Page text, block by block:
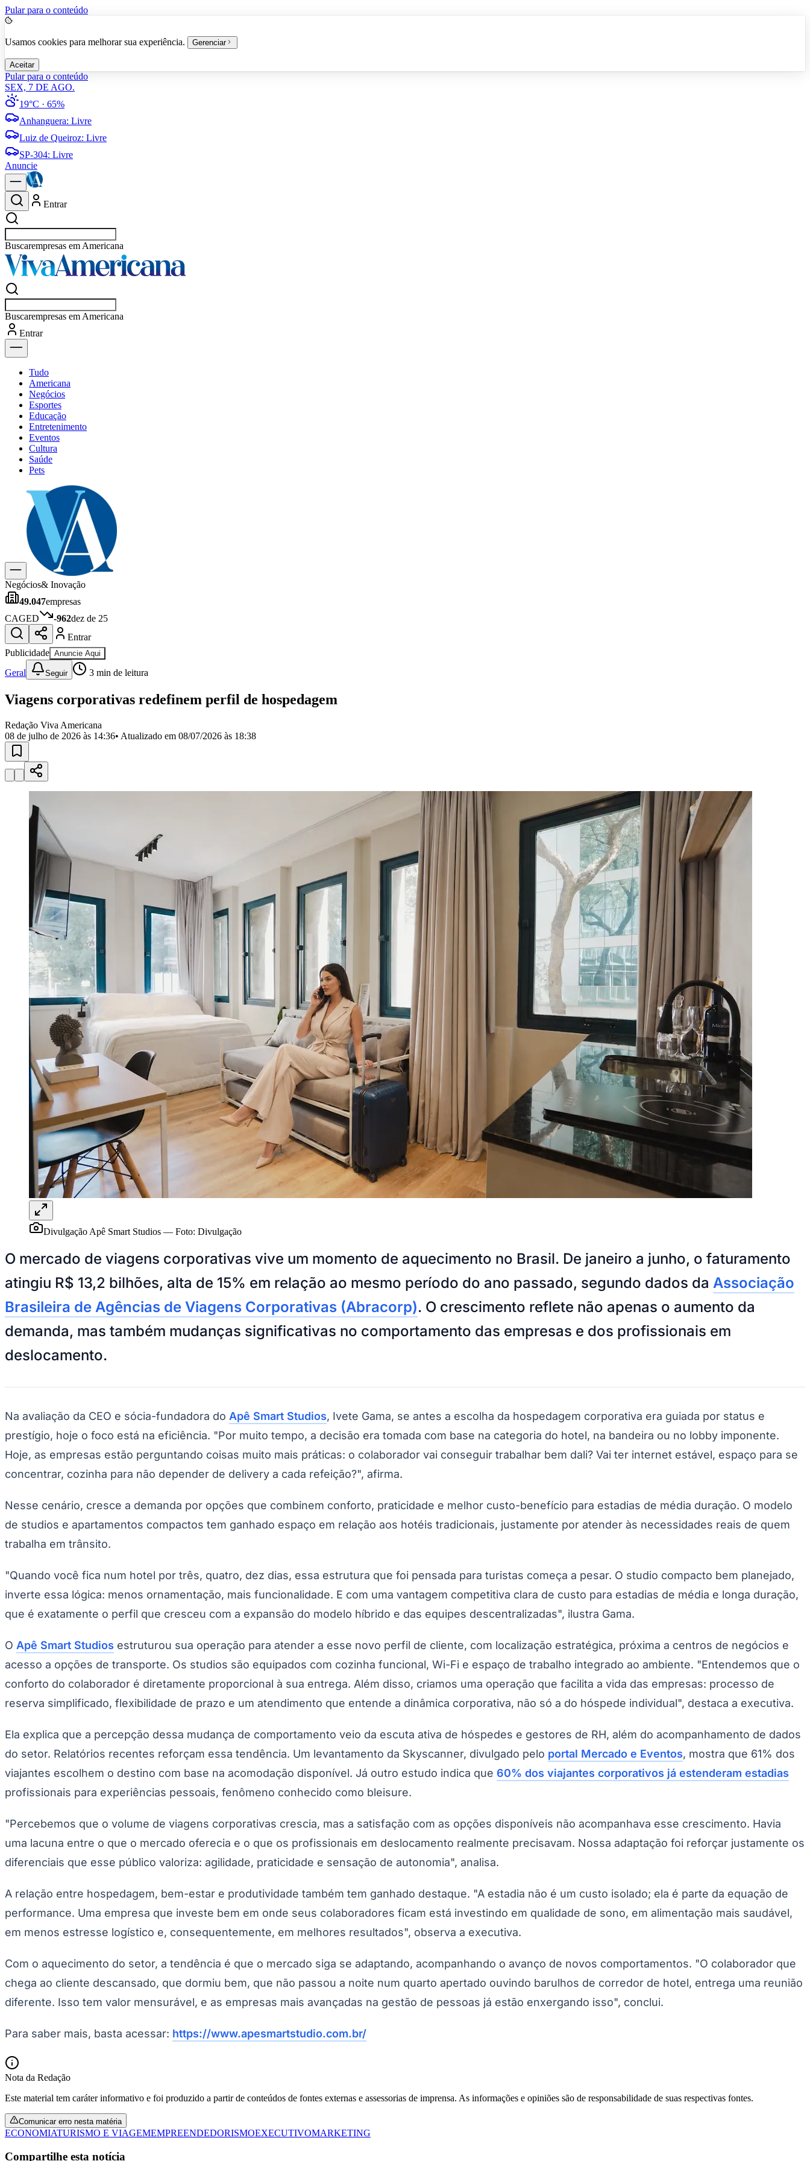
Pular para o conteúdo
Usamos cookies para melhorar sua experiência. Gerenciar
Aceitar
Pular para o conteúdo
SEX, 7 DE AGO.
19°C · 65%
Anhanguera: Livre
Luiz de Queiroz: Livre
SP-304: Livre
Anuncie
Entrar
Buscarempres
Buscarempres
Entrar
Tudo
Americana
Negócios
Esportes
Educação
Entretenimento
Eventos
Cultura
Saúde
Pets
Explore Tudo
Últimas Notícias
Previsão do Tempo
Dia a Dia & Lazer
Gastronomia
Cinema & Shows
Para Sua Empresa
Anuncie no Portal
Cadastrar Empresa
Divulgar Vagas
Publicidade Legal
Política
Eleições
Segurança
Cultura
Obras
Educação
Bairros de Americana
CentroJardim Girassol
Para Sua Empresa
Guia de Empresas
Divulgar Vagas
Publicidade Legal
Hub de Negócios
Guia Comercial
Selo Verificado
Portal Educacional
Agenda de Vestibulares
Vagas de Emprego
Concursos
Panorama Econômico
Panorama Econômico
Para Sua Empresa
Anuncie no Portal
Verificar Empresa
Anunciar VagasNovo
Publicidade Legal
NBA
NFL
Fórmula 1
UFC
Tênis (ATP)
MLB
NHL
Atletismo
Vôlei
NBB
Competições de Futebol
Brasileirão Série A
Brasileirão Série B
Paulistão
Copa do Brasil
Libertadores
Copa América
Champions League
Premier League
La Liga
Mundial 2026
Times - Ir direto
São Paulo
Negócios& Inovação
49.047empresas
CAGED
-962dez de 25
Entrar
Publicidade Anuncie Aqui
Geral Seguir 3 min de leitura
Viagens corporativas redefinem perfil de hospedagem
Redação Viva Americana
08 de julho de 2026 às 14:36• Atualizado em 08/07/2026 às 18:38
Divulgação Apê Smart Studios — Foto: Divulgação
O mercado de viagens corporativas vive um momento de aquecimento no Brasil. De janeiro a junho, o faturamento
atingiu R$ 13,2 bilhões, alta de 15% em relação ao mesmo período do ano passado, segundo dados da Associação
Brasileira de Agências de Viagens Corporativas (Abracorp). O crescimento reflete não apenas o aumento da
demanda, mas também mudanças significativas no comportamento das empresas e dos profissionais em
deslocamento.
Na avaliação da CEO e sócia-fundadora do Apê Smart Studios, Ivete Gama, se antes a escolha da hospedagem corporativa era guiada por status e
prestígio, hoje o foco está na eficiência. "Por muito tempo, a decisão era tomada com base na categoria do hotel, na bandeira ou no lobby imponente.
Hoje, as empresas estão perguntando coisas muito mais práticas: o colaborador vai conseguir trabalhar bem dali? Vai ter internet estável, espaço para se
concentrar, cozinha para não depender de delivery a cada refeição?", afirma.
Nesse cenário, cresce a demanda por opções que combinem conforto, praticidade e melhor custo-benefício para estadias de média duração. O modelo
de studios e apartamentos compactos tem ganhado espaço em relação aos hotéis tradicionais, justamente por atender às necessidades reais de quem
trabalha em trânsito.
"Quando você fica num hotel por três, quatro, dez dias, essa estrutura que foi pensada para turistas começa a pesar. O studio compacto bem planejado,
inverte essa lógica: menos ornamentação, mais funcionalidade. E com uma vantagem competitiva clara de custo para estadias de média e longa duração,
que é exatamente o perfil que cresceu com a expansão do modelo híbrido e das equipes descentralizadas", ilustra Gama.
O Apê Smart Studios estruturou sua operação para atender a esse novo perfil de cliente, com localização estratégica, próxima a centros de negócios e
acesso a opções de transporte. Os studios são equipados com cozinha funcional, Wi-Fi e espaço de trabalho integrado ao ambiente. "Entendemos que o
conforto do colaborador é diretamente proporcional à sua entrega. Além disso, criamos uma operação que facilita a vida das empresas: processo de
reserva simplificado, flexibilidade de prazo e um atendimento que entende a dinâmica corporativa, não só a do hóspede individual", destaca a executiva.
Ela explica que a percepção dessa mudança de comportamento veio da escuta ativa de hóspedes e gestores de RH, além do acompanhamento de dados
do setor. Relatórios recentes reforçam essa tendência. Um levantamento da Skyscanner, divulgado pelo portal Mercado e Eventos, mostra que 61% dos
viajantes escolhem o destino com base na acomodação disponível. Já outro estudo indica que 60% dos viajantes corporativos já estenderam estadias
profissionais para experiências pessoais, fenômeno conhecido como bleisure.
"Percebemos que o volume de viagens corporativas crescia, mas a satisfação com as opções disponíveis não acompanhava esse crescimento. Havia
uma lacuna entre o que o mercado oferecia e o que os profissionais em deslocamento realmente precisavam. Nossa adaptação foi reforçar justamente os
diferenciais que esse público valoriza: agilidade, praticidade e sensação de autonomia", analisa.
A relação entre hospedagem, bem-estar e produtividade também tem ganhado destaque. "A estadia não é um custo isolado; ela é parte da equação de
performance. Uma empresa que investe bem em onde seus colaboradores ficam está investindo em qualidade de sono, em alimentação mais saudável,
em menos estresse logístico e, consequentemente, em melhores resultados", observa a executiva.
Com o aquecimento do setor, a tendência é que o mercado siga se adaptando, acompanhando o avanço de novos comportamentos. "O colaborador que
chega ao cliente descansado, que dormiu bem, que não passou a noite num quarto apertado ouvindo barulhos de corredor de hotel, entrega uma reunião
diferente. Isso tem valor mensurável, e as empresas mais avançadas na gestão de pessoas já estão enxergando isso", conclui.
Para saber mais, basta acessar: https://www.apesmartstudio.com.br/
Nota da Redação
Este material tem caráter informativo e foi produzido a partir de conteúdos de fontes externas e assessorias de imprensa. As informações e opiniões são de responsabilidade de suas respectivas fontes.
Comunicar erro nesta matéria
ECONOMIATURISMO E VIAGEMEMPREENDEDORISMOEXECUTIVOMARKETING
Compartilhe esta notícia